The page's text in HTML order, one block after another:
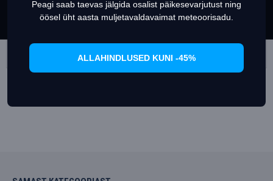
Set Prefrences Allow Cookies
Thermacell M-48 täitepakk (PLAADID)
Lisa korvi
Peagi saab taevas jälgida osalist päikesevarjutust ning
öösel üht aasta muljetavaldavaimat meteoorisadu.
ALLAHINDLUSED KUNI -45%